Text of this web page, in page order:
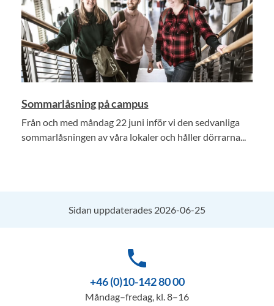
Sommarlåsning på campus
Från och med måndag 22 juni inför vi den sedvanliga
sommarlåsningen av våra lokaler och håller dörrarna...
Sidan uppdaterades 2026-06-25
phone
+46 (0)10-142 80 00
Måndag–fredag, kl. 8–16